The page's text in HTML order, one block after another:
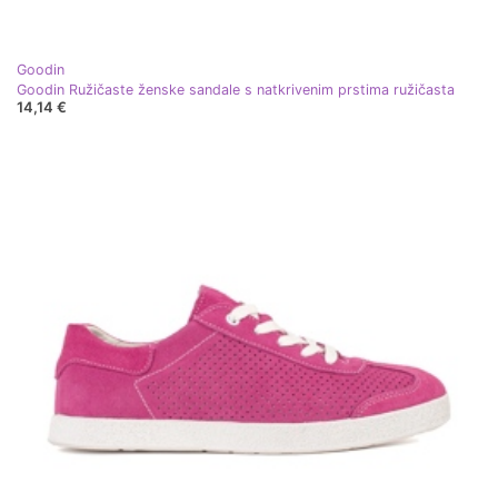
Goodin
Goodin Ružičaste ženske sandale s natkrivenim prstima ružičasta
14,14 €